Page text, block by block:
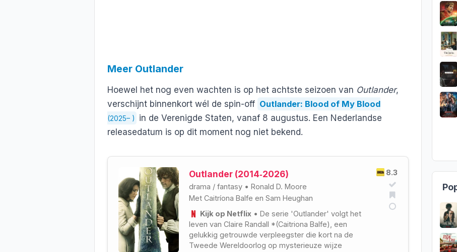
Meer Outlander
Hoewel het nog even wachten is op het achtste seizoen van Outlander,
verschijnt binnenkort wél de spin-off Outlander: Blood of My Blood
(2025– )
in de Verenigde Staten, vanaf 8 augustus. Een Nederlandse
releasedatum is op dit moment nog niet bekend.
8.3
Outlander (2014‑2026)
drama / fantasy • Ronald D. Moore
Met Caitríona Balfe en Sam Heughan
Kijk op Netflix • De serie 'Outlander' volgt het
leven van Claire Randall *(Caitriona Balfe), een
gelukkig getrouwde verpleegster die kort na de
Tweede Wereldoorlog op mysterieuze wijze